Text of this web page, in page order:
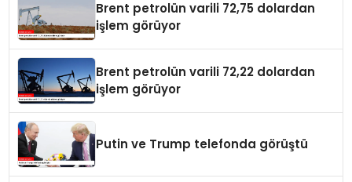
Brent petrolün varili 72,75 dolardan
işlem görüyor
Brent petrolün varili 72,22 dolardan
işlem görüyor
Putin ve Trump telefonda görüştü